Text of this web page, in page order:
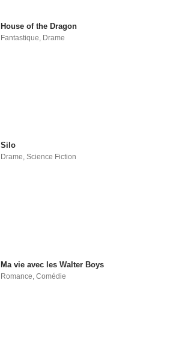
House of the Dragon
Fantastique, Drame
Silo
Drame,Science Fiction
Ma vie avec les Walter Boys
Romance ,Comédie